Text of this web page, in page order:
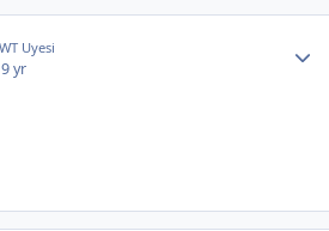
WT Uyesi
yr